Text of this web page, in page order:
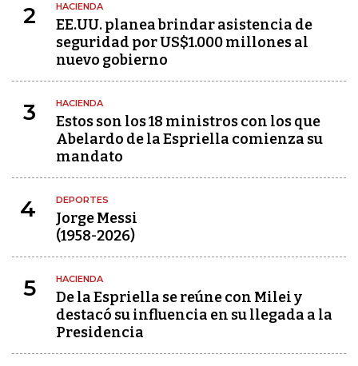
2 HACIENDA
EE.UU. planea brindar asistencia de
seguridad por US$1.000 millones al
nuevo gobierno
3 HACIENDA
Estos son los 18 ministros con los que
Abelardo de la Espriella comienza su
mandato
4 DEPORTES
Jorge Messi
(1958-2026)
5 HACIENDA
De la Espriella se reúne con Milei y
destacó su influencia en su llegada a la
Presidencia